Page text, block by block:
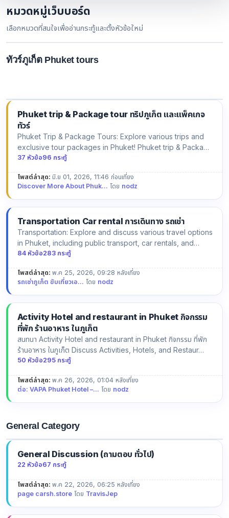
หมวดหมู่เว็บบอร์ด
เลือกหมวดที่สนใจเพื่ออ่านกระทู้และตั้งหัวข้อใหม่
ทัวร์ภูเก็ต Phuket tours
สนทนา เที่ยวภูเก็ต บทความ สนทนา ทริปท่องเที่ยว ที่กิน ที่พัก การเดินทาง ต่างๆ Join the
Phuket trip & Package tour ทริปภูเก็ต และแพ็คเกจ
ทัวร์
Phuket Trip & Package Tours: Explore various trips and
exclusive tour packages in Phuket! Phuket trip & Package
tour ทร…
37 หัวข้อ96 กระทู้
โพสต์ล่าสุด: มิ.ย 01, 2026, 11:46 ก่อนเที่ยง
Discover More About Phuk... โดย nodz
Transportation Car rental การเดินทาง รถเช่า
Transportation: Explore and discuss various travel options
in Phuket, including public transport, car rentals, and
priv…
84 หัวข้อ283 กระทู้
โพสต์ล่าสุด: พ.ค 25, 2026, 09:28 หลังเที่ยง
รถเช่าภูเก็ต ขับเที่ยวเอ... โดย nodz
Activity Hotel and restaurant in Phuket กิจกรรม
ที่พัก ร้านอาหาร ในภูเก็ต
สนทนา Activity Hotel and restaurant in Phuket กิจกรรม ที่พัก
ร้านอาหาร ในภูเก็ต Discuss Activities, Hotels, and Restaur…
50 หัวข้อ295 กระทู้
โพสต์ล่าสุด: พ.ค 26, 2026, 01:04 หลังเที่ยง
ต่อ: VAPA Phuket Hotel –... โดย nodz
General Category
General Discussion (ถามตอบ ทั่วไป)
22 หัวข้อ67 กระทู้
โพสต์ล่าสุด: พ.ค 22, 2026, 06:25 หลังเที่ยง
page carsh.storeโดย TravisJep